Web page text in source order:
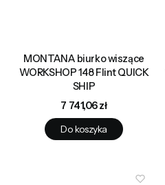
MONTANA biurko wiszące
WORKSHOP 148 Flint QUICK
SHIP
Cena
7 741,06 zł
Do koszyka